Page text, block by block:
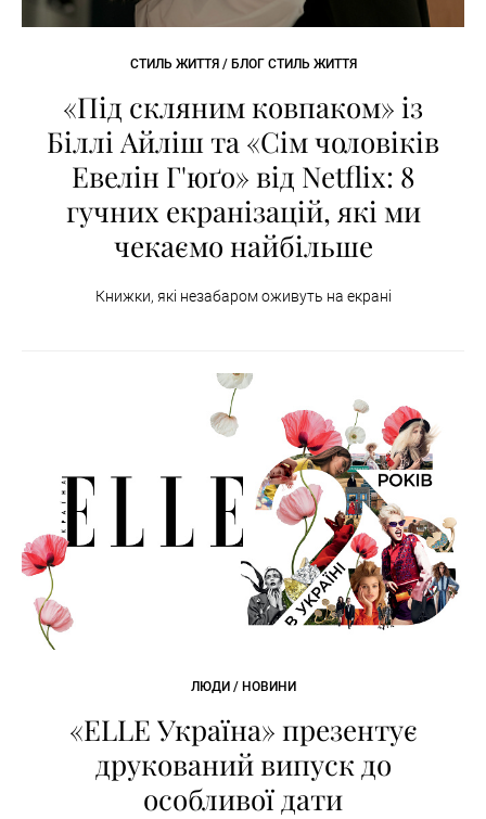
СТИЛЬ ЖИТТЯ / БЛОГ СТИЛЬ ЖИТТЯ
«Під скляним ковпаком» із
Біллі Айліш та «Сім чоловіків
Евелін Г'юґо» від Netflix: 8
гучних екранізацій, які ми
чекаємо найбільше
Книжки, які незабаром оживуть на екрані
ЛЮДИ / НОВИНИ
«ELLE Україна» презентує
друкований випуск до
особливої дати